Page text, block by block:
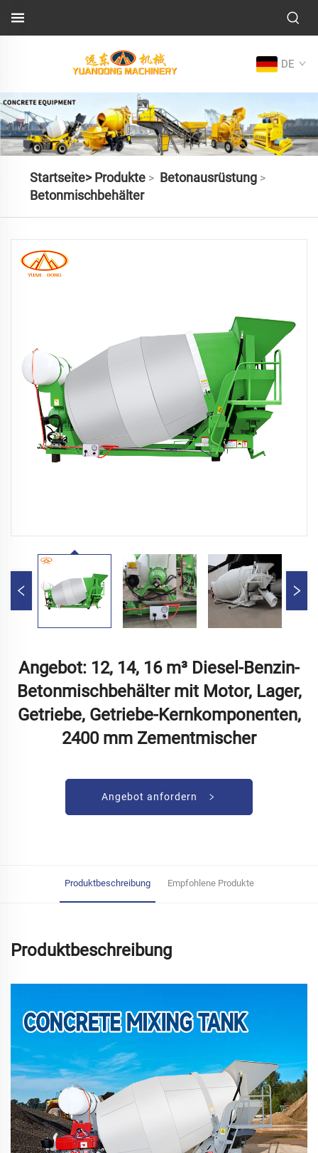
DE
Startseite> Produkte> Betonausrüstung>
Betonmischbehälter
Angebot: 12, 14, 16 m³ Diesel-Benzin-
Betonmischbehälter mit Motor, Lager,
Getriebe, Getriebe-Kernkomponenten,
2400 mm Zementmischer
Angebot anfordern
Produktbeschreibung Empfohlene Produkte
Produktbeschreibung